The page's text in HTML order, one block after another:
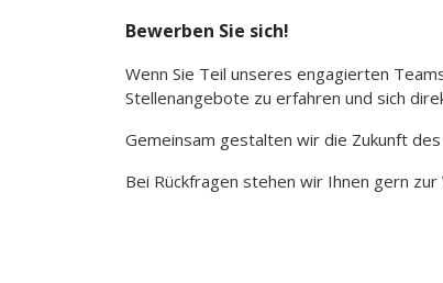
Bewerben Sie sich!
Wenn Sie Teil unseres engagierten
Stellenangebote zu erfahren und sich
Gemeinsam gestalten wir die Zukunft
Bei Rückfragen stehen wir Ihnen gern zur